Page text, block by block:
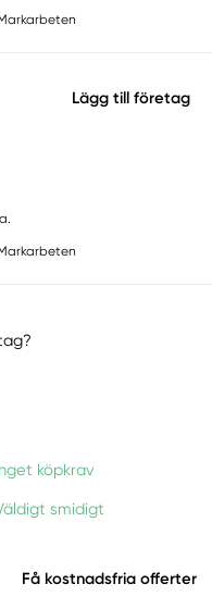
Lägg till företag
köpkrav
smidigt
Få kostnadsfria offerter